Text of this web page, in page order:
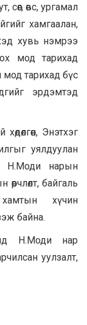
өвс, ургамал
хамгаалан,
хувь нэмрээ
мод тарихад
мод тарихад бүс
эрдэмтэд
Энэтхэг
уялдуулан
Н.Моди нарын
байгаль
хүчин
байна.
Н.Моди нар
уулзалт,